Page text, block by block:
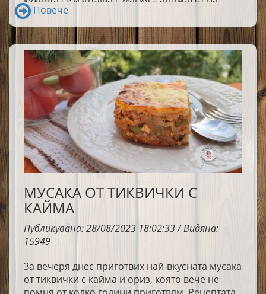
море, слънце и свобода. Ухае на зехтин,
чесън, свеж магданоз и нотка от виното, която
придава дълбочина и характер. Това е ястие,
което улавя лятото в най-чистата му
форма.Всяка мида попива от вкуса на соса –
леко солен, деликатно винен, с топъл чеснов
финал. Готови само за минути, тези миди са
едновременно фини и уютни, подходящи
както за непринудена вечер с приятели, така и
за специална среща. А с чаша студено бяло
вино? Истинско блаженство!
Повече
МУСАКА ОТ ТИКВИЧКИ С
КАЙМА
Публикувана: 28/08/2023 18:02:33 / Видяна:
15949
За вечеря днес приготвих най-вкусната мусака
от тиквички с кайма и ориз, която вече не